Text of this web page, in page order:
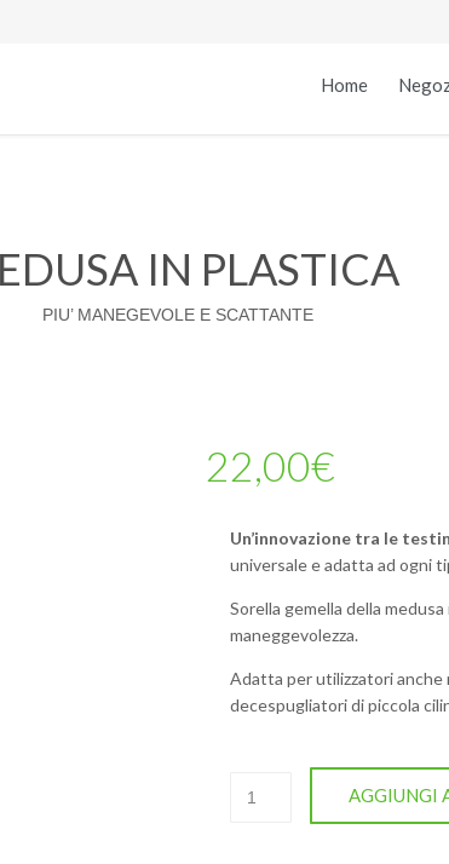
Home
IN PLASTICA
PIU’ MANEGEVOLE E SCATTANTE
22,00€
Un’innovazione tra le
universale e adatta ad ogni
Sorella gemella della
maneggevolezza.
Adatta per utilizzatori anche
decespugliatori di piccola
AGGIUNGI